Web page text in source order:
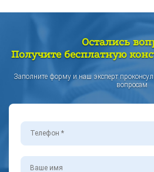
Остались
Получите бесплатную
Заполните форму и наш эксперт
вопросам